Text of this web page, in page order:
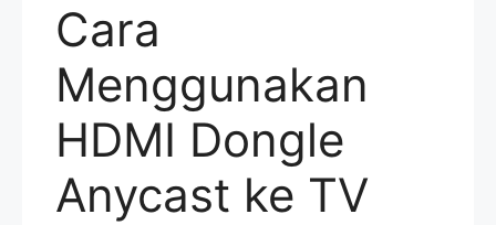
Cara
Menggunakan
HDMI Dongle
Anycast ke TV